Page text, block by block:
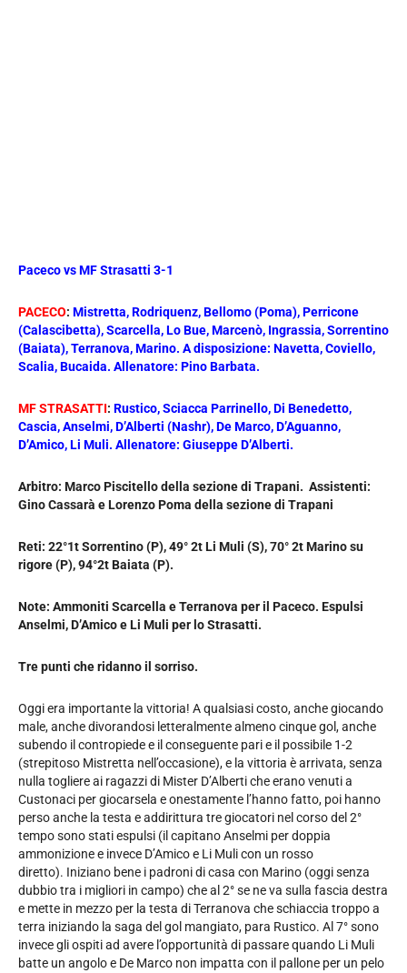
Paceco vs MF Strasatti 3-1
PACECO: Mistretta, Rodriquenz, Bellomo (Poma), Perricone
(Calascibetta), Scarcella, Lo Bue, Marcenò, Ingrassia, Sorrentino
(Baiata), Terranova, Marino. A disposizione: Navetta, Coviello,
Scalia, Bucaida. Allenatore: Pino Barbata.
MF STRASATTI: Rustico, Sciacca Parrinello, Di Benedetto,
Cascia, Anselmi, D’Alberti (Nashr), De Marco, D’Aguanno,
D’Amico, Li Muli. Allenatore: Giuseppe D’Alberti.
Arbitro: Marco Piscitello della sezione di Trapani. Assistenti:
Gino Cassarà e Lorenzo Poma della sezione di Trapani
Reti: 22°1t Sorrentino (P), 49° 2t Li Muli (S), 70° 2t Marino su
rigore (P), 94°2t Baiata (P).
Note: Ammoniti Scarcella e Terranova per il Paceco. Espulsi
Anselmi, D’Amico e Li Muli per lo Strasatti.
Tre punti che ridanno il sorriso.
Oggi era importante la vittoria! A qualsiasi costo, anche giocando
male, anche divorandosi letteralmente almeno cinque gol, anche
subendo il contropiede e il conseguente pari e il possibile 1-2
(strepitoso Mistretta nell’occasione), e la vittoria è arrivata, senza
nulla togliere ai ragazzi di Mister D’Alberti che erano venuti a
Custonaci per giocarsela e onestamente l’hanno fatto, poi hanno
perso anche la testa e addirittura tre giocatori nel corso del 2°
tempo sono stati espulsi (il capitano Anselmi per doppia
ammonizione e invece D’Amico e Li Muli con un rosso
diretto). Iniziano bene i padroni di casa con Marino (oggi senza
dubbio tra i migliori in campo) che al 2° se ne va sulla fascia destra
e mette in mezzo per la testa di Terranova che schiaccia troppo a
terra iniziando la saga del gol mangiato, para Rustico. Al 7° sono
invece gli ospiti ad avere l’opportunità di passare quando Li Muli
batte un angolo e De Marco non impatta con il pallone per un pelo